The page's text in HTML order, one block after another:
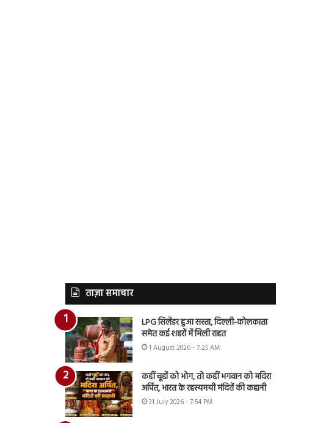
ताज़ा समाचार
LPG सिलेंडर हुआ सस्ता, दिल्ली-कोलकाता
समेत कई शहरों में मिली राहत
1 August 2026 - 7:25 AM
कहीं चूहों को भोग, तो कहीं भगवान को मदिरा
अर्पित, भारत के रहस्यमयी मंदिरों की कहानी
31 July 2026 - 7:54 PM